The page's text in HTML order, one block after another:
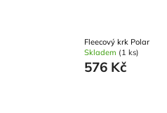
Fleecový krk Polar
Skladem (1 ks)
576 Kč